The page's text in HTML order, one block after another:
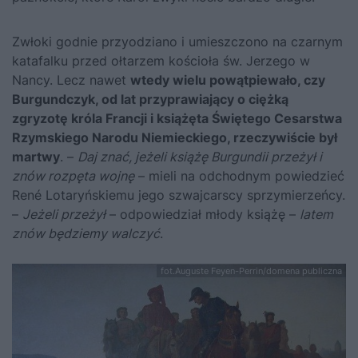
Zwłoki godnie przyodziano i umieszczono na czarnym
katafalku przed ołtarzem kościoła św. Jerzego w
Nancy. Lecz nawet wtedy wielu powątpiewało, czy
Burgundczyk, od lat przyprawiający o ciężką
zgryzotę króla Francji i książęta Świętego Cesarstwa
Rzymskiego Narodu Niemieckiego, rzeczywiście był
martwy. – Daj znać, jeżeli książę Burgundii przeżył i
znów rozpęta wojnę– mieli na odchodnym powiedzieć
René Lotaryńskiemu jego szwajcarscy sprzymierzeńcy.
– Jeżeli przeżył– odpowiedział młody książę – latem
znów będziemy walczyć.
fot.Auguste Feyen-Perrin/domena publiczna